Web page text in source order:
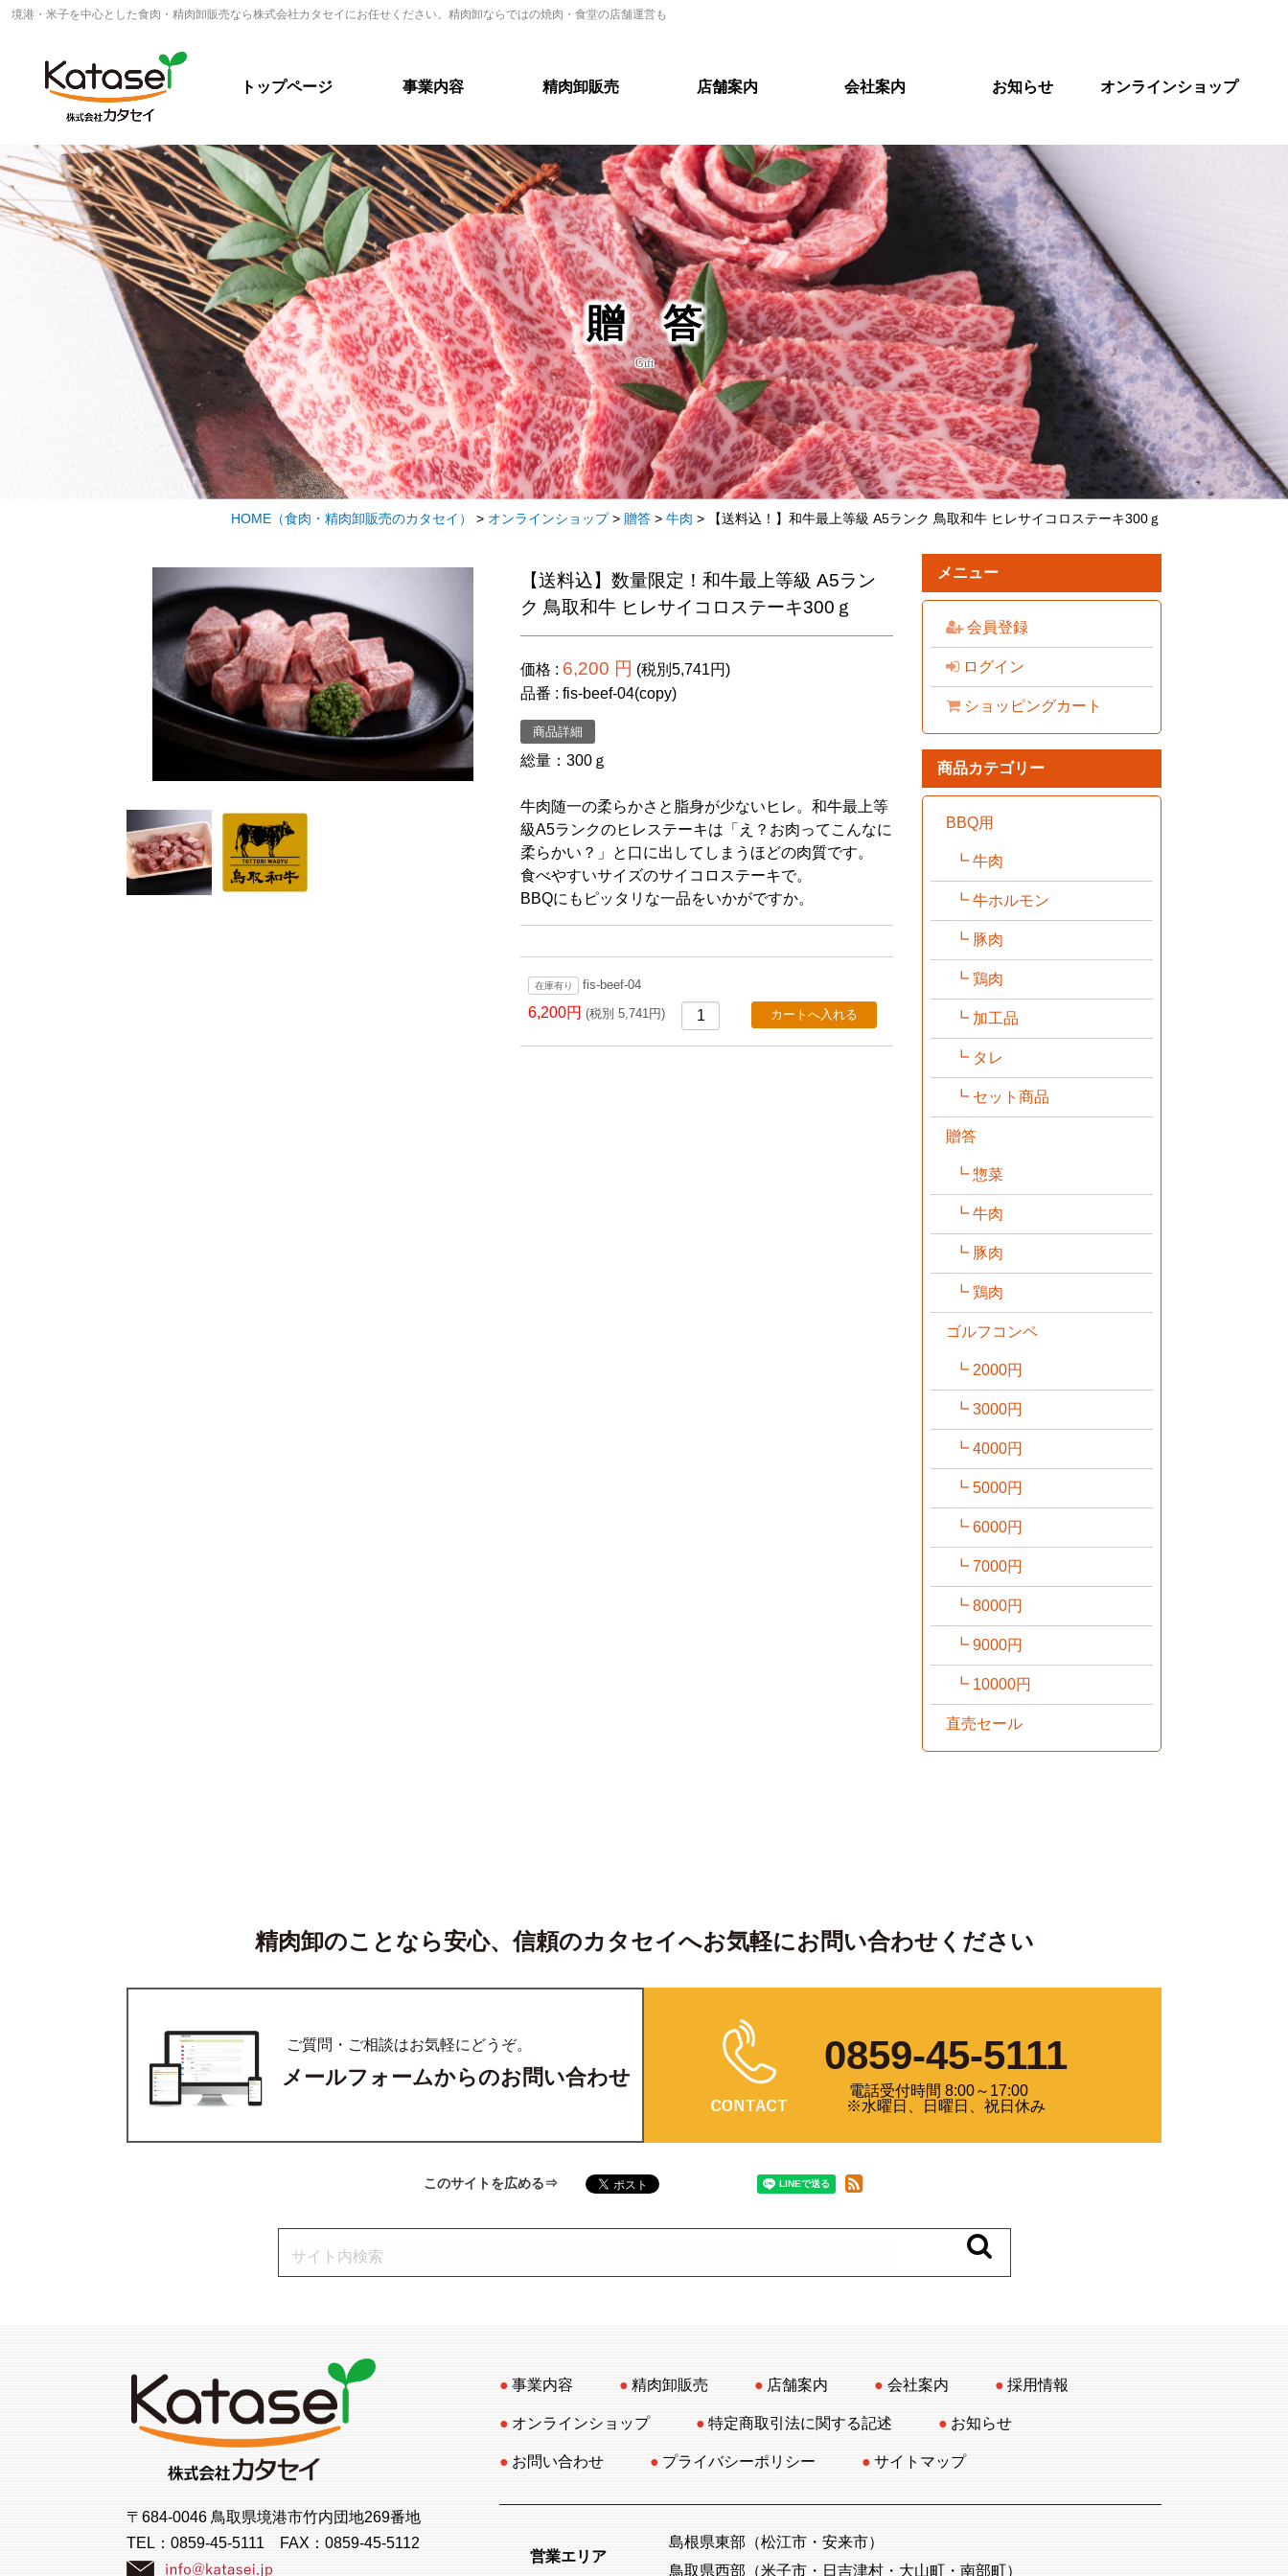
境港・米子を中心とした食肉・精肉卸販売なら株式会社カタセイにお任せください。精肉卸ならではの焼肉・食堂の店舗運営も
トップページ 事業内容 精肉卸販売 店舗案内 会社案内 お知らせ オンラインショップ
贈 答
Gift
HOME （食肉・精肉卸販売のカタセイ） > オンラインショップ> 贈答 > 牛肉 > 【送料込！】和牛最上等級 A5ランク 鳥取和牛 ヒレサイコロステーキ300ｇ
メニュー
会員登録
ログイン
ショッピングカート
商品カテゴリー
BBQ用
牛肉
牛ホルモン
豚肉
鶏肉
加工品
タレ
セット商品
贈答
惣菜
牛肉
豚肉
鶏肉
ゴルフコンペ
2000円
3000円
4000円
5000円
6000円
7000円
8000円
9000円
10000円
直売セール
【送料込】数量限定！和牛最上等級 A5ラン
ク 鳥取和牛 ヒレサイコロステーキ300ｇ
価格 6,200 円 (税別5,741円)
品番
fis-beef-04(copy)
商品詳細
総量：300ｇ
牛肉随一の柔らかさと脂身が少ないヒレ。和牛最上等
級A5ランクのヒレステーキは「え？お肉ってこんなに
柔らかい？」と口に出してしまうほどの肉質です。
食べやすいサイズのサイコロステーキで。
BBQにもピッタリな一品をいかがですか。
在庫有り fis-beef-04
6,200円(税別 5,741円)
精肉卸のことなら安心、信頼のカタセイへお気軽にお問い合わせください
ご質問・ご相談はお気軽にどうぞ。
メールフォームからのお問い合わせ 0859-45-5111
電話受付時間 8:00～17:00
※水曜日、日曜日、祝日休み
このサイトを広める
〒684-0046 鳥取県境港市竹内団地269番地
TEL： 0859-45-5111 FAX：0859-45-5112
事業内容 精肉卸販売 店舗案内 会社案内 採用情報
オンラインショップ 特定商取引法に関する記述 お知らせ
お問い合わせ プライバシーポリシー サイトマップ
営業エリア
島根県東部（松江市・安来市）
鳥取県西部（米子市・日吉津村・大山町・南部町）